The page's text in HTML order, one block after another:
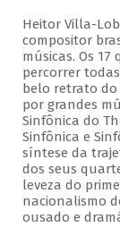
Heitor Villa-
compositor
músicas. Os
percorrer
belo retrato
por grandes
Sinfônica do
Sinfônica e
síntese da
dos seus
leveza do
nacionalismo
ousado e